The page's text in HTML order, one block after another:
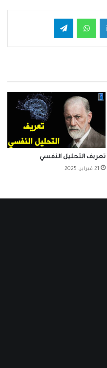
لينكدإن واتساب
تعريف التحليل النفسي
21 فبراير، 2025